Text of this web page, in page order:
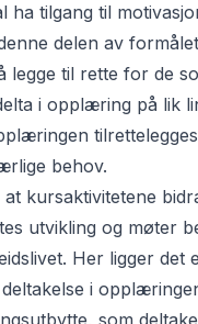
ha tilgang til
delen av
legge til rette for de
i opplæring på lik
behov.
kursaktivitetene
utvikling og møter
Her ligger det
i
som